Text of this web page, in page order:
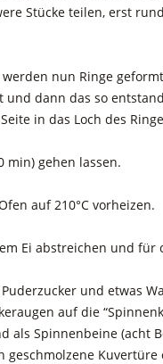
Stücke teilen, erst
nun Ringe
und dann das so
in das Loch des
min) gehen lassen.
auf 210°C vorheizen.
Ei abstreichen und für
und etwas
auf die
als Spinnenbeine (acht
geschmolzene